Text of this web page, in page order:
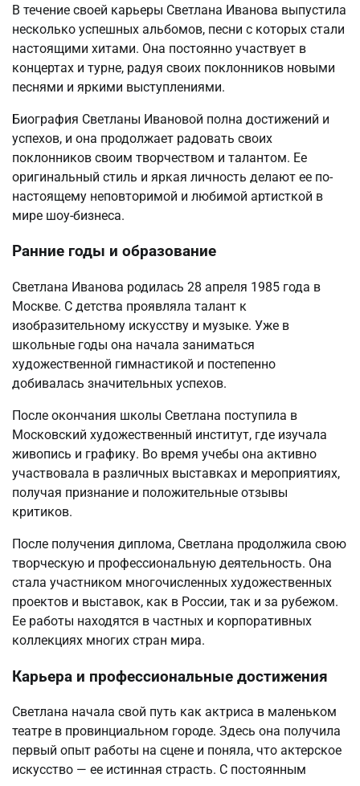
В течение своей карьеры Светлана Иванова выпустила
несколько успешных альбомов, песни с которых стали
настоящими хитами. Она постоянно участвует в
концертах и турне, радуя своих поклонников новыми
песнями и яркими выступлениями.
Биография Светланы Ивановой полна достижений и
успехов, и она продолжает радовать своих
поклонников своим творчеством и талантом. Ее
оригинальный стиль и яркая личность делают ее по-
настоящему неповторимой и любимой артисткой в
мире шоу-бизнеса.
Ранние годы и образование
Светлана Иванова родилась 28 апреля 1985 года в
Москве. С детства проявляла талант к
изобразительному искусству и музыке. Уже в
школьные годы она начала заниматься
художественной гимнастикой и постепенно
добивалась значительных успехов.
После окончания школы Светлана поступила в
Московский художественный институт, где изучала
живопись и графику. Во время учебы она активно
участвовала в различных выставках и мероприятиях,
получая признание и положительные отзывы
критиков.
После получения диплома, Светлана продолжила свою
творческую и профессиональную деятельность. Она
стала участником многочисленных художественных
проектов и выставок, как в России, так и за рубежом.
Ее работы находятся в частных и корпоративных
коллекциях многих стран мира.
Карьера и профессиональные достижения
Светлана начала свой путь как актриса в маленьком
театре в провинциальном городе. Здесь она получила
первый опыт работы на сцене и поняла, что актерское
искусство — ее истинная страсть. С постоянным